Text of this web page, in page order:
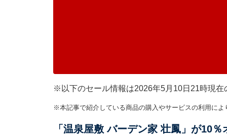
※以下のセール情報は2026年5月10日21時現
※本記事で紹介している商品の購入やサービスの利用に
「温泉屋敷 バーデン家 壮鳳」が10％